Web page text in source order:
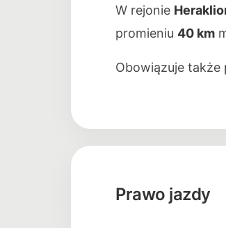
W rejonie
promieniu 40 km
Obowiązuje
Prawo jazdy